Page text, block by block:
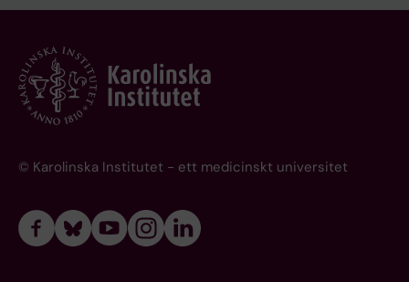
© Karolinska Institutet - ett medicinskt universitet